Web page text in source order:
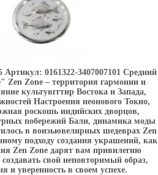
0161322-3407007101 Средний
Zen Zone – территория гармонии и
культувггтир Востока и Запада,
Настроения неонового Токио,
роскошь индийских дворцов,
побережий Бали, динамика моды
в воиэьювелирных шедеврах Zen
подходу создания украшений, как
Zen Zone дарят вам привилегию
свой неповторимый образ,
и уверенность в своем успехе.